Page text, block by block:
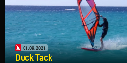
01.09.2021
Duck Tack